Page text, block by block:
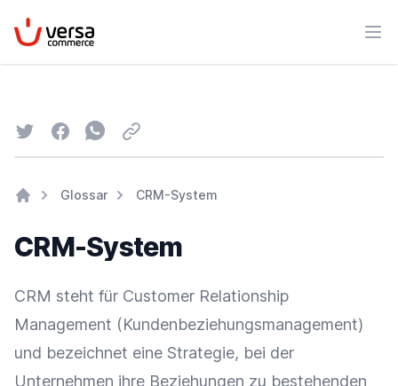
VersaCommerce
TwitterFacebookWhatsapp
Email
Glossar CRM-System
CRM-System
CRM steht für Customer Relationship
Management (Kundenbeziehungsmanagement)
und bezeichnet eine Strategie, bei der
Unternehmen ihre Beziehungen zu bestehenden